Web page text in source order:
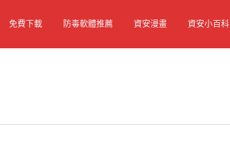
免費下載 防毒軟體推薦 資安漫畫 資安小百科